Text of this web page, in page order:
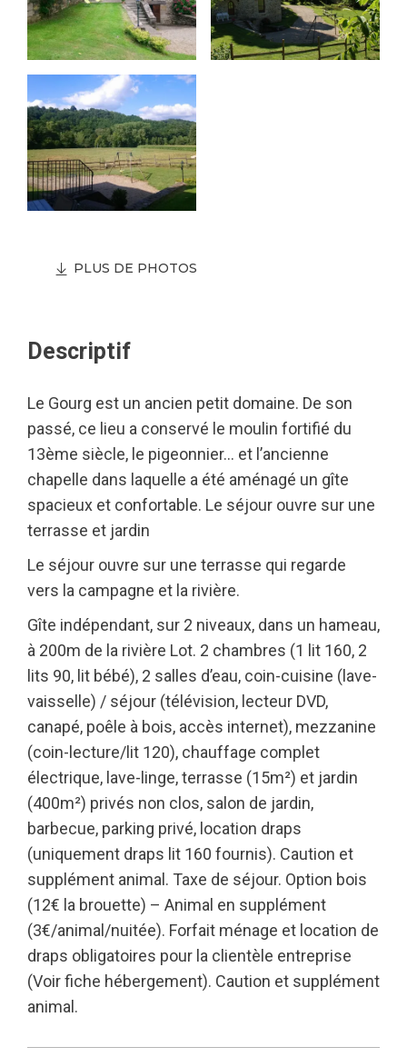
PLUS DE PHOTOS
Descriptif
Le Gourg est un ancien petit domaine. De son
passé, ce lieu a conservé le moulin fortifié du
13ème siècle, le pigeonnier… et l’ancienne
chapelle dans laquelle a été aménagé un gîte
spacieux et confortable. Le séjour ouvre sur une
terrasse et jardin
Le séjour ouvre sur une terrasse qui regarde
vers la campagne et la rivière.
Gîte indépendant, sur 2 niveaux, dans un hameau,
à 200m de la rivière Lot. 2 chambres (1 lit 160, 2
lits 90, lit bébé), 2 salles d’eau, coin-cuisine (lave-
vaisselle) / séjour (télévision, lecteur DVD,
canapé, poêle à bois, accès internet), mezzanine
(coin-lecture/lit 120), chauffage complet
électrique, lave-linge, terrasse (15m²) et jardin
(400m²) privés non clos, salon de jardin,
barbecue, parking privé, location draps
(uniquement draps lit 160 fournis). Caution et
supplément animal. Taxe de séjour. Option bois
(12€ la brouette) – Animal en supplément
(3€/animal/nuitée). Forfait ménage et location de
draps obligatoires pour la clientèle entreprise
(Voir fiche hébergement). Caution et supplément
animal.